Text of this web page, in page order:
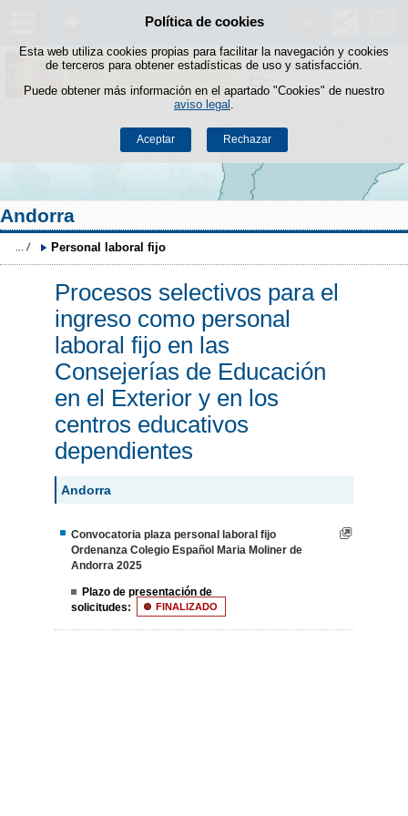
Política de cookies
Esta web utiliza cookies propias para facilitar la navegación y cookies
de terceros para obtener estadísticas de uso y satisfacción.
Puede obtener más información en el apartado "Cookies" de nuestro
aviso legal
Aceptar Rechazar
Saltar al contenido
Andorra
Personal laboral fijo
Procesos selectivos para el
ingreso como personal
laboral fijo en las
Consejerías de Educación
en el Exterior y en los
centros educativos
dependientes
Andorra
Convocatoria plaza personal laboral fijo
Ordenanza Colegio Español Maria Moliner de
Andorra 2025
Plazo de presentación de
solicitudes:
FINALIZADO